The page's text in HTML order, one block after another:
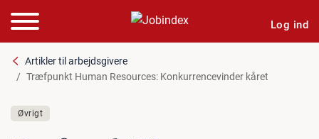
Log ind
Artikler til arbejdsgivere
Træfpunkt Human Resources: Konkurrencevinder kåret
Øvrigt